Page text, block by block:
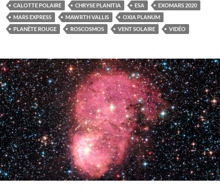
CALOTTE POLAIRE CHRYSE PLANITIA ESA
EXOMARS 2020
MARS EXPRESS
MAWRTH VALLIS
OXIA PLANUM
PLANÈTE ROUGE
ROSCOSMOS VENT SOLAIRE VIDÉO